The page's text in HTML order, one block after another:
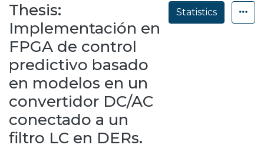
Depósito
Thesis:
Implementación en
FPGA de control
predictivo basado
en modelos en un
convertidor DC/AC
conectado a un
filtro LC en DERs.
Statistics